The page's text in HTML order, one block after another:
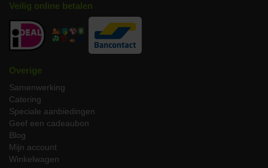
Simpel te bereiden
Onze Kalkoenrollade Bio komt keukenklaar bij u aan. Met slechts
een eenvoudige voorbereiding en kooktijd zit u binnen de kortste
naar traditie.
Verwarm uw oven voor op 175°C.
Braad de kalkoenrollade in ongeveer 45-60 minuten
goudbruin en gaar.
te bezinken en de smaak verder te versterken.
Veilig online betalen
Overige
Samenwerking
Catering
Speciale aanbiedingen
Geef een cadeaubon
Blog
Mijn account
Winkelwagen